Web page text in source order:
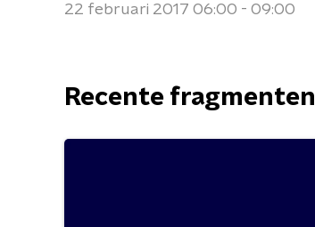
22 februari 2017 06:00 - 09:00
Recente fragmenten